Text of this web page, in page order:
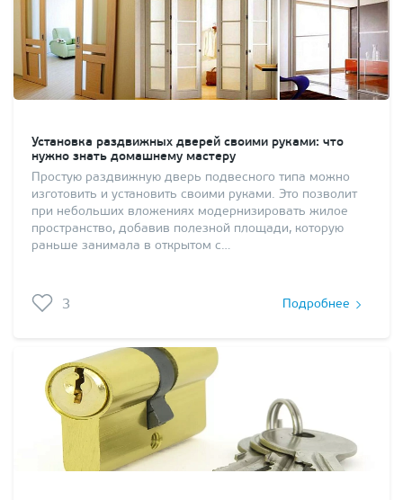
Установка раздвижных дверей своими руками: что
нужно знать домашнему мастеру
Простую раздвижную дверь подвесного типа можно
изготовить и установить своими руками. Это позволит
при небольших вложениях модернизировать жилое
пространство, добавив полезной площади, которую
раньше занимала в открытом с…
3 Подробнее